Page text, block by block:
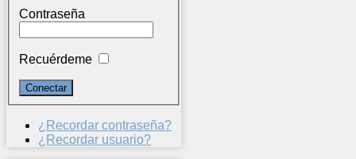
Contraseña
Recuérdeme
¿Recordar contraseña?
¿Recordar usuario?